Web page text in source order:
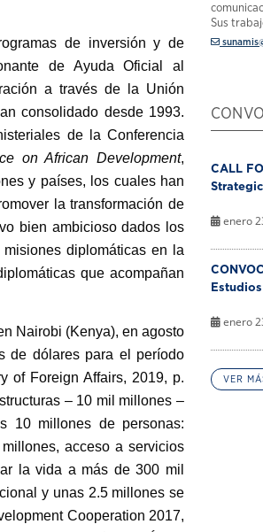
de inversión y de
de Ayuda Oficial al
a través de la Unión
consolidado desde 1993.
de la Conferencia
on African Development,
y países, los cuales han
la transformación de
bien ambicioso dados los
diplomáticas en la
que acompañan
Nairobi (Kenya), en agosto
de dólares para el período
of Foreign Affairs, 2019, p.
– 10 mil millones –
10 millones de personas:
acceso a servicios
la vida a más de 300 mil
y unas 2.5 millones se
Cooperation 2017,
Sus
CALL
enero
enero
VER